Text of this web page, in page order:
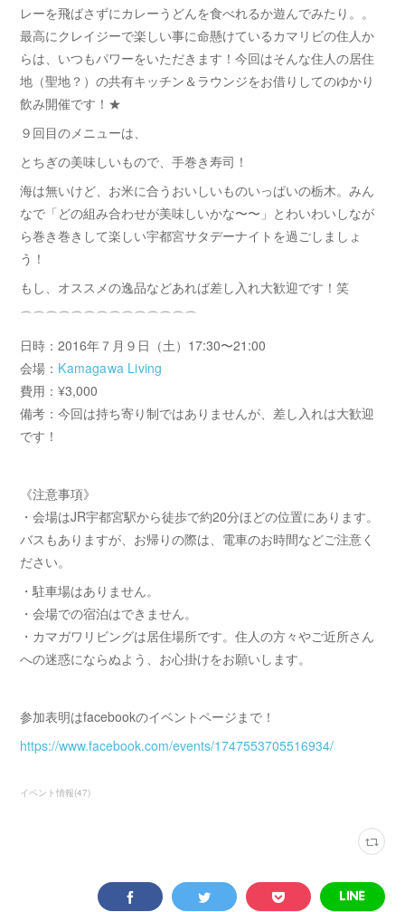
レーを飛ばさずにカレーうどんを食べれるか遊んでみたり。。
最高にクレイジーで楽しい事に命懸けているカマリビの住人か
らは、いつもパワーをいただきます！今回はそんな住人の居住
地（聖地？）の共有キッチン＆ラウンジをお借りしてのゆかり
飲み開催です！★
９回目のメニューは、
とちぎの美味しいもので、手巻き寿司！
海は無いけど、お米に合うおいしいものいっぱいの栃木。みん
なで「どの組み合わせが美味しいかな〜〜」とわいわいしなが
ら巻き巻きして楽しい宇都宮サタデーナイトを過ごしましょ
う！
もし、オススメの逸品などあれば差し入れ大歓迎です！笑
⌒⌒⌒⌒⌒⌒⌒⌒⌒⌒⌒⌒⌒⌒
日時：2016年７月９日（土）17:30〜21:00
会場： Kamagawa Living
費用：¥3,000
備考：今回は持ち寄り制ではありませんが、差し入れは大歓迎
です！
《注意事項》
・会場はJR宇都宮駅から徒歩で約20分ほどの位置にあります。
バスもありますが、お帰りの際は、電車のお時間などご注意く
ださい。
・駐車場はありません。
・会場での宿泊はできません。
・カマガワリビングは居住場所です。住人の方々やご近所さん
への迷惑にならぬよう、お心掛けをお願いします。
参加表明はfacebookのイベントページまで！
https://www.facebook.com/events/1747553705516934/
イベント情報(47)